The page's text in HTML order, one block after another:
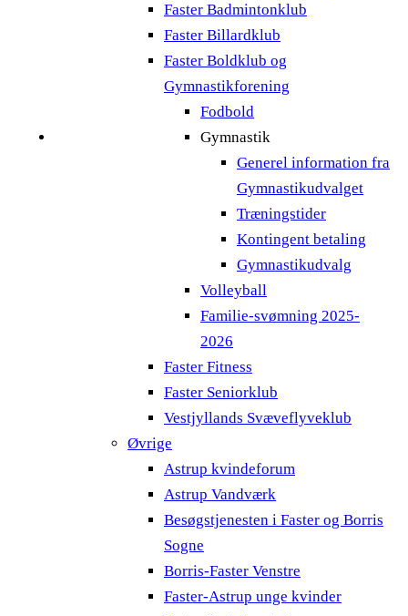
Faster Badmintonklub
Faster Billardklub
Faster Boldklub og
Gymnastikforening
Fodbold
Gymnastik
Generel information fra
Gymnastikudvalget
Træningstider
Kontingent betaling
Gymnastikudvalg
Volleyball
Familie-svømning 2025-
2026
Faster Fitness
Faster Seniorklub
Vestjyllands Svæveflyveklub
Øvrige
Astrup kvindeforum
Astrup Vandværk
Besøgstjenesten i Faster og Borris
Sogne
Borris-Faster Venstre
Faster-Astrup unge kvinder